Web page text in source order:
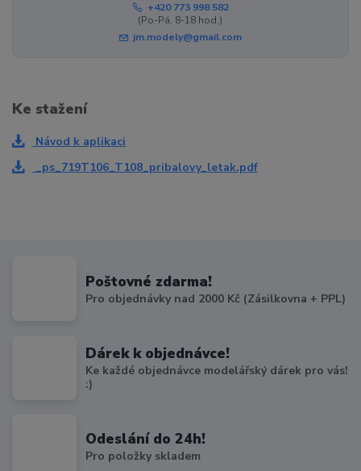
+420 773 998 582
(Po-Pá, 8-18 hod.)
jm.modely@gmail.com
Ke stažení
Návod k aplikaci
_ps_719T106_T108_pribalovy_letak.pdf
Poštovné zdarma!
Pro objednávky nad 2000 Kč (Zásilkovna + PPL)
Dárek k objednávce!
Ke každé objednávce modelářský dárek pro vás!
:)
Odeslání do 24h!
Pro položky skladem